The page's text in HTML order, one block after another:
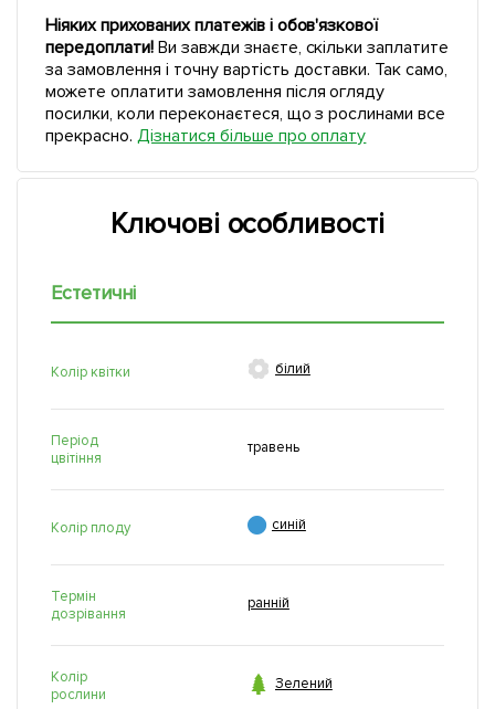
Ніяких прихованих платежів і обов'язкової
передоплати!Ви завжди знаєте, скільки заплатите
за замовлення і точну вартість доставки. Так само,
можете оплатити замовлення після огляду
посилки, коли переконаєтеся, що з рослинами все
прекрасно. Дізнатися більше про оплату
Ключові особливості
Естетичні
Колір квітки  білий
Період
цвітіння
травень
Колір плоду  синій
Термін
дозрівання
ранній
Колір
рослини
 Зелений